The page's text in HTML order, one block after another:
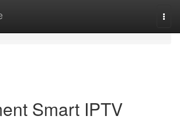
Smart IPTV